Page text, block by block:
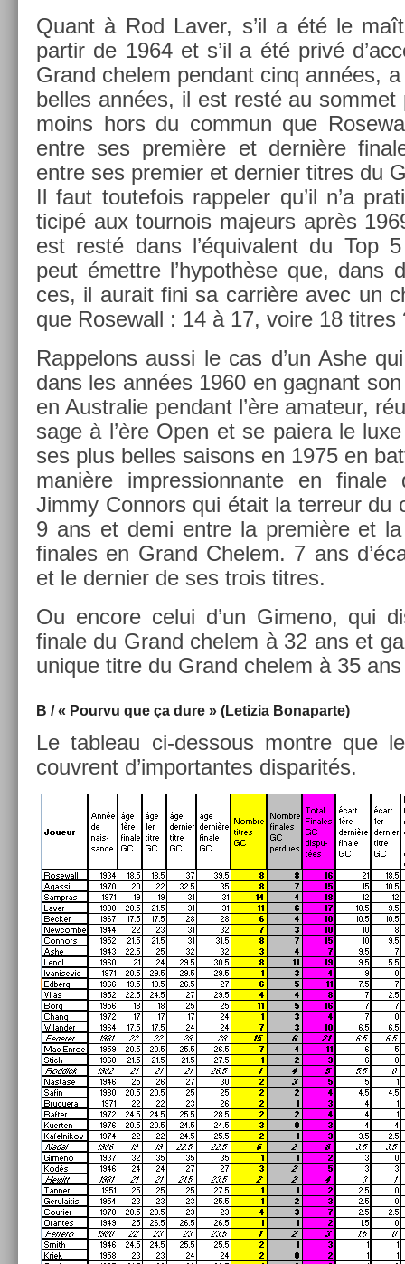
Quant à Rod Laver, s’il a été le
par­tir de 1964 et s’il a été privé
Grand chelem pen­dant cinq années,
be­lles années, il est resté au som­met
moins hors du com­mun que
entre ses première et dernière
entre ses pre­mi­er et de­rni­er tit­res du
Il faut toutefois rap­pel­er qu’il n’a
ticipé aux tour­nois majeurs après
est resté dans l’équivalent du Top
peut émettre l’hypothèse que, dans
ces, il aurait fini sa carrière avec un
que Rosewall : 14 à 17, voire 18 tit­res
Rap­pelons aussi le cas d’un Ashe
dans les années 1960 en gag­nant
en Australie pen­dant l’ère amateur,
sage à l’ère Open et se paiera le
ses plus be­lles saisons en 1975 en
manière im­pres­sion­nante en fin­ale
Jimmy Con­nors qui était la ter­reur du
9 ans et demi entre la première et
fin­ales en Grand Chelem. 7 ans
et le de­rni­er de ses trois tit­res.
Ou en­core celui d’un Gimeno, qui
fin­ale du Grand chelem à 32 ans et
uni­que titre du Grand chelem à 35
B / « Pour­vu que ça dure » (Letizia Bonapar­te)
Le tab­leau ci-dessous montre que
couv­rent d’im­portan­tes dis­parités.